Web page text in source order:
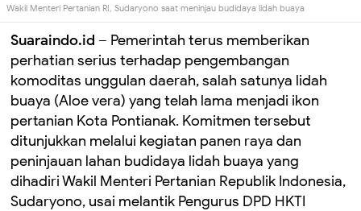
Wakil Menteri Pertanian RI, Sudaryono saat meninjau budidaya lidah buaya
Suaraindo.id – Pemerintah terus memberikan
perhatian serius terhadap pengembangan
komoditas unggulan daerah, salah satunya lidah
buaya (Aloe vera) yang telah lama menjadi ikon
pertanian Kota Pontianak. Komitmen tersebut
ditunjukkan melalui kegiatan panen raya dan
peninjauan lahan budidaya lidah buaya yang
dihadiri Wakil Menteri Pertanian Republik Indonesia,
Sudaryono, usai melantik Pengurus DPD HKTI